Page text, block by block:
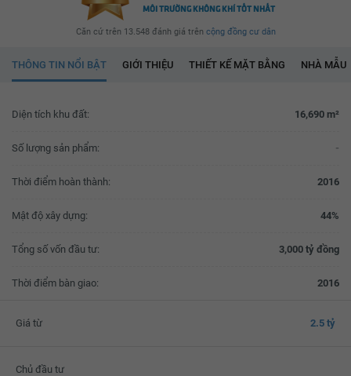
MÔI TRƯỜNG KHÔNG KHÍ TỐT NHẤT
Căn cứ trên 13.548 đánh giá trên cộng đồng cư dân
THÔNG TIN NỔI BẬT GIỚI THIỆU THIẾT KẾ MẶT BẰNG NHÀ MẪU
Diện tích khu đất: 16,690 m²
Số lượng sản phẩm: -
Thời điểm hoàn thành: 2016
Mật độ xây dựng: 44%
Tổng số vốn đầu tư: 3,000 tỷ đồng
Thời điểm bàn giao: 2016
Giá từ 2.5 tỷ
Chủ đầu tư